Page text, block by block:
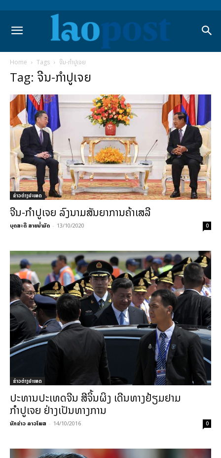
Home Tags ຈີນ-ກຳປູເຈຍ
Tag: ຈີນ-ກຳປູເຈຍ
ຂ່າວຕ່າງປະເທດ
ຈີນ-ກຳປູເຈຍ ລົງນາມສັນຍາການຄ້າເສລີ
ບຸດສະດີ ສາຍນ້ຳມັດ - 13/10/2020 0
ຂ່າວຕ່າງປະເທດ
ປະທານປະເທດຈີນ ສີຈິ້ນຜິງ ເດີນທາງຢ້ຽມຢາມ
ກຳປູເຈຍ ຢ່າງເປັນທາງການ
ນັກຂ່າວ ລາວໂພສ - 14/10/2016 0